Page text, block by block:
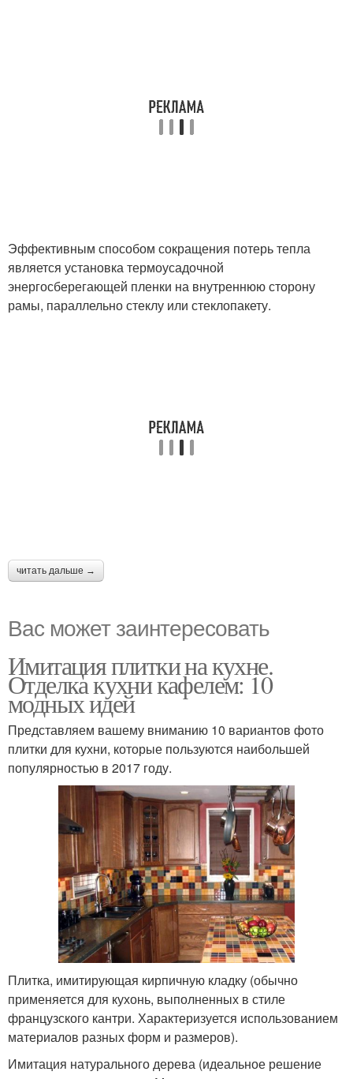
Эффективным способом сокращения потерь тепла
является установка термоусадочной
энергосберегающей пленки на внутреннюю сторону
рамы, параллельно стеклу или стеклопакету.
читать дальше →
Вас может заинтересовать
Имитация плитки на кухне.
Отделка кухни кафелем: 10
модных идей
Представляем вашему вниманию 10 вариантов фото
плитки для кухни, которые пользуются наибольшей
популярностью в 2017 году.
Плитка, имитирующая кирпичную кладку (обычно
применяется для кухонь, выполненных в стиле
французского кантри. Характеризуется использованием
материалов разных форм и размеров).
Имитация натурального дерева (идеальное решение